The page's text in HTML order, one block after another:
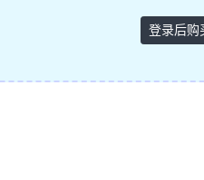
登录后购